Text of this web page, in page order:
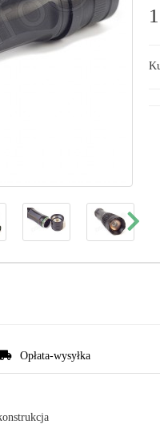
Opłata-wysyłka